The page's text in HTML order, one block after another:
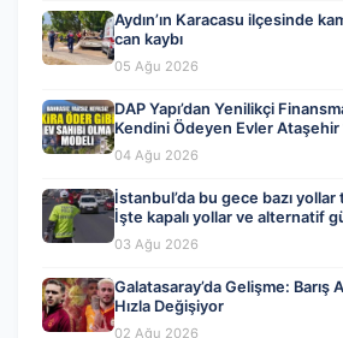
Aydın’ın Karacasu ilçesinde
can kaybı
05 Ağu 2026
DAP Yapı’dan Yenilikçi
Kendini Ödeyen Evler Ataşehir
04 Ağu 2026
İstanbul’da bu gece bazı
İşte kapalı yollar ve alternatif
03 Ağu 2026
Galatasaray’da Gelişme: Barış
Hızla Değişiyor
02 Ağu 2026